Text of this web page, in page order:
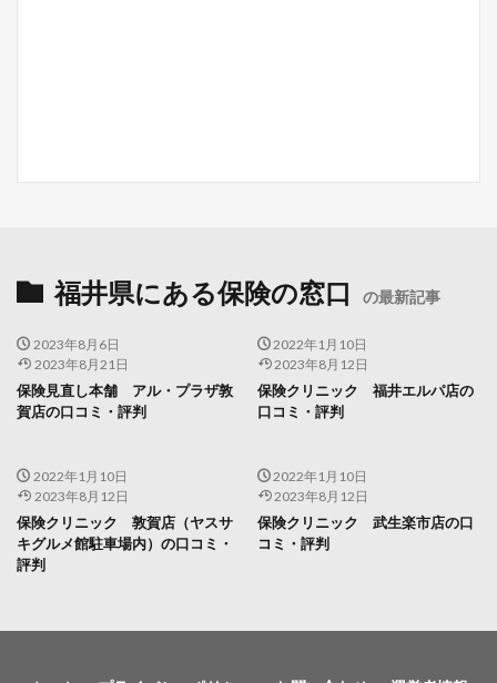
福井県にある保険の窓口 の最新記事
2023年8月6日
2023年8月21日
保険見直し本舗 アル・プラザ敦
賀店の口コミ・評判
2022年1月10日
2023年8月12日
保険クリニック 福井エルパ店の
口コミ・評判
2022年1月10日
2023年8月12日
保険クリニック 敦賀店（ヤスサ
キグルメ館駐車場内）の口コミ・
評判
2022年1月10日
2023年8月12日
保険クリニック 武生楽市店の口
コミ・評判